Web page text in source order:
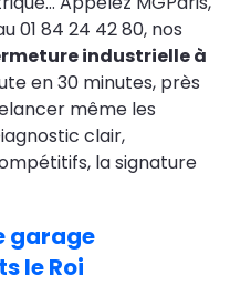
01 84 24 42 80, nos
industrielle à
en 30 minutes, près
même les
clair,
la signature
garage
le Roi